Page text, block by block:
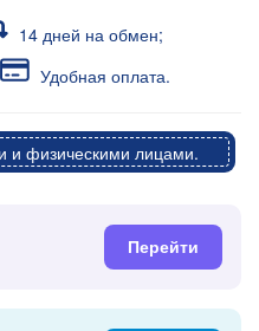
14 дней на обмен;
Удобная оплата.
и физическими лицами.
Перейти